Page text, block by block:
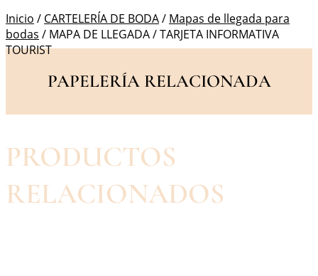
Inicio / CARTELERÍA DE BODA/ Mapas de llegada para
bodas / MAPA DE LLEGADA / TARJETA INFORMATIVA
TOURIST
PAPELERÍA RELACIONADA
PRODUCTOS
RELACIONADOS